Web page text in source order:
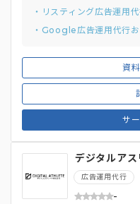
資
サ
デジタルア
広告運用代行
-